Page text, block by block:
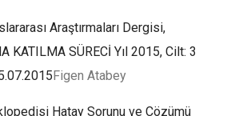
Araştırmaları Dergisi,
KATILMA SÜRECİ Yıl 2015, Cilt: 3
Figen Atabey
Hatay Sorunu ve Çözümü